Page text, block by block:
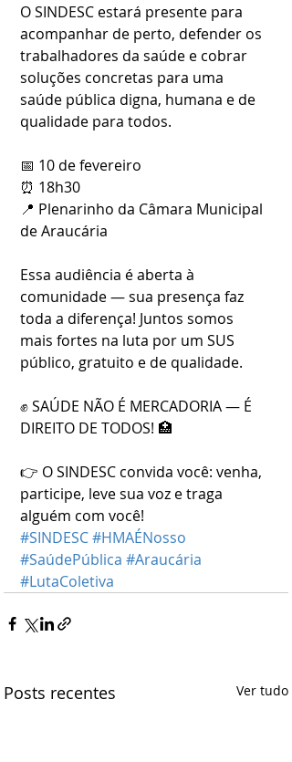
O SINDESC estará presente para
acompanhar de perto, defender os
trabalhadores da saúde e cobrar
soluções concretas para uma
saúde pública digna, humana e de
qualidade para todos.
📅 10 de fevereiro
⏰ 18h30
📍 Plenarinho da Câmara Municipal
de Araucária
Essa audiência é aberta à
comunidade — sua presença faz
toda a diferença! Juntos somos
mais fortes na luta por um SUS
público, gratuito e de qualidade.
✊ SAÚDE NÃO É MERCADORIA — É
DIREITO DE TODOS! 🏥
👉 O SINDESC convida você: venha,
participe, leve sua voz e traga
alguém com você!
#SINDESC#HMAÉNosso
#SaúdePública #Araucária
#LutaColetiva
Posts recentes Ver tudo